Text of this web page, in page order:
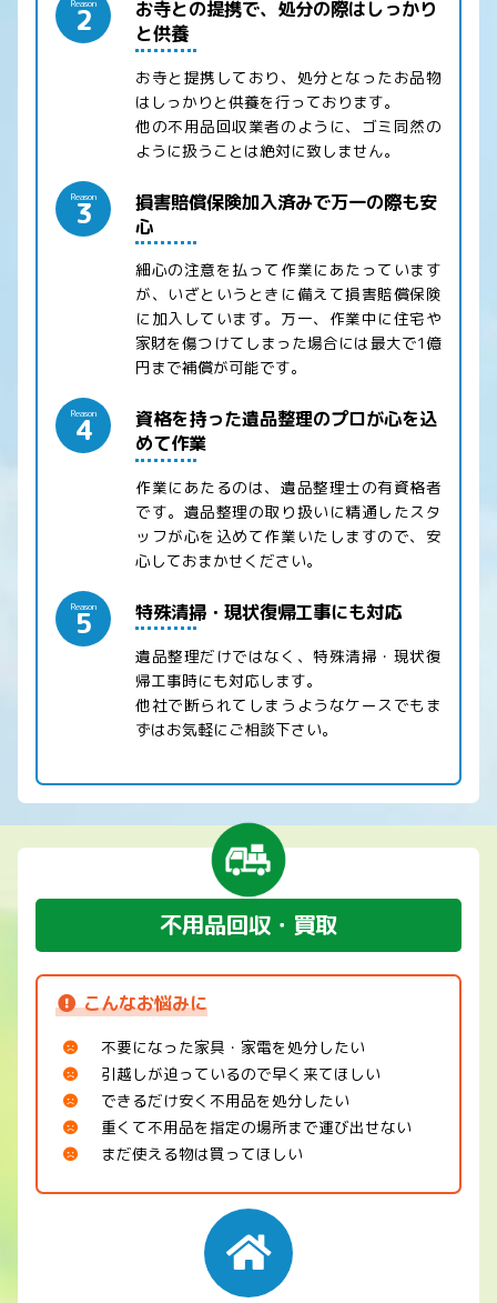
お寺との提携で、処分の際はしっかり
と供養
お寺と提携しており、処分となったお品物
はしっかりと供養を行っております。
他の不用品回収業者のように、ゴミ同然の
ように扱うことは絶対に致しません。
Reason
2
損害賠償保険加入済みで万一の際も安
心
細心の注意を払って作業にあたっています
が、いざというときに備えて損害賠償保険
に加入しています。万一、作業中に住宅や
家財を傷つけてしまった場合には最大で1億
円まで補償が可能です。
Reason
3
資格を持った遺品整理のプロが心を込
めて作業
作業にあたるのは、遺品整理士の有資格者
です。遺品整理の取り扱いに精通したスタ
ッフが心を込めて作業いたしますので、安
心しておまかせください。
Reason
4
特殊清掃・現状復帰工事にも対応
遺品整理だけではなく、特殊清掃・現状復
帰工事時にも対応します。
他社で断られてしまうようなケースでもま
ずはお気軽にご相談下さい。
Reason
5
不用品回収・買取
こんなお悩みに
不要になった家具・家電を処分したい
引越しが迫っているので早く来てほしい
できるだけ安く不用品を処分したい
重くて不用品を指定の場所まで運び出せない
まだ使える物は買ってほしい